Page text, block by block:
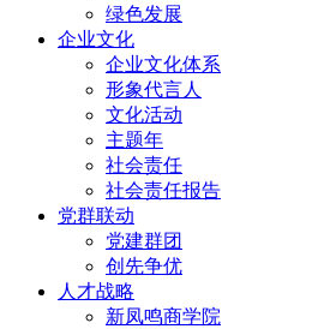
绿色发展
企业文化
企业文化体系
形象代言人
文化活动
主题年
社会责任
社会责任报告
党群联动
党建群团
创先争优
人才战略
新凤鸣商学院